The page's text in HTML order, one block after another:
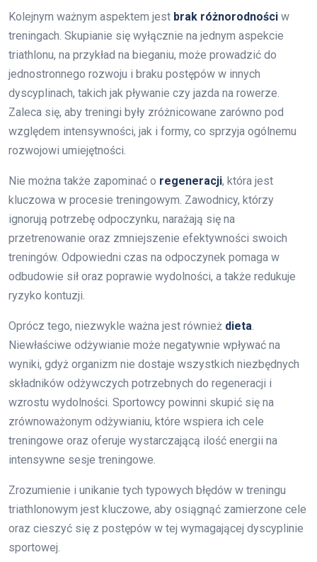
Kolejnym ważnym aspektem jest brak różnorodności w
treningach. Skupianie się wyłącznie na jednym aspekcie
triathlonu, na przykład na bieganiu, może prowadzić do
jednostronnego rozwoju i braku postępów w innych
dyscyplinach, takich jak pływanie czy jazda na rowerze.
Zaleca się, aby treningi były zróżnicowane zarówno pod
względem intensywności, jak i formy, co sprzyja ogólnemu
rozwojowi umiejętności.
Nie można także zapominać o regeneracji, która jest
kluczowa w procesie treningowym. Zawodnicy, którzy
ignorują potrzebę odpoczynku, narażają się na
przetrenowanie oraz zmniejszenie efektywności swoich
treningów. Odpowiedni czas na odpoczynek pomaga w
odbudowie sił oraz poprawie wydolności, a także redukuje
ryzyko kontuzji.
Oprócz tego, niezwykle ważna jest również dieta.
Niewłaściwe odżywianie może negatywnie wpływać na
wyniki, gdyż organizm nie dostaje wszystkich niezbędnych
składników odżywczych potrzebnych do regeneracji i
wzrostu wydolności. Sportowcy powinni skupić się na
zrównoważonym odżywianiu, które wspiera ich cele
treningowe oraz oferuje wystarczającą ilość energii na
intensywne sesje treningowe.
Zrozumienie i unikanie tych typowych błędów w treningu
triathlonowym jest kluczowe, aby osiągnąć zamierzone cele
oraz cieszyć się z postępów w tej wymagającej dyscyplinie
sportowej.